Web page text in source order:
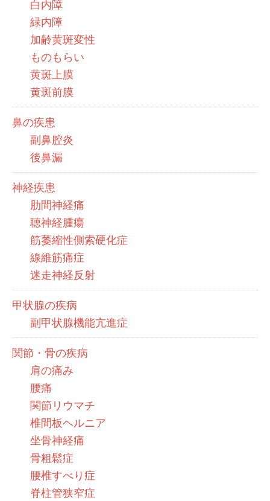
白内障
緑内障
加齢黄斑変性
ものもらい
黄斑上膜
黄斑前膜
鼻の疾患
副鼻腔炎
後鼻漏
神経疾患
肋間神経痛
聴神経腫瘍
筋萎縮性側索硬化症
線維筋痛症
迷走神経反射
甲状腺の疾病
副甲状腺機能亢進症
関節・骨の疾病
肩の痛み
腰痛
関節リウマチ
椎間板ヘルニア
坐骨神経痛
骨粗鬆症
腰椎すべり症
脊柱管狭窄症